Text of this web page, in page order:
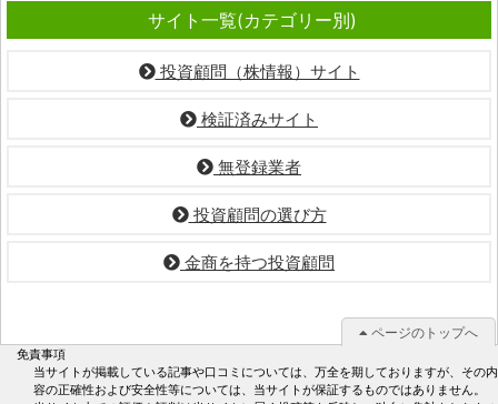
サイト一覧(カテゴリー別)
投資顧問（株情報）サイト
検証済みサイト
無登録業者
投資顧問の選び方
金商を持つ投資顧問
免責事項
当サイトが掲載している記事や口コミについては、万全を期しておりますが、その内
容の正確性および安全性等については、当サイトが保証するものではありません。
ページのトップへ